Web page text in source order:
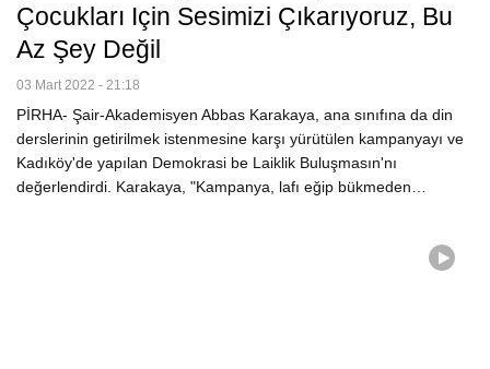
Çocukları Için Sesimizi Çıkarıyoruz, Bu
Az Şey Değil
03 Mart 2022 - 21:18
PİRHA- Şair-Akademisyen Abbas Karakaya, ana sınıfına da din
derslerinin getirilmek istenmesine karşı yürütülen kampanyayı ve
Kadıköy'de yapılan Demokrasi be Laiklik Buluşmasın'nı
değerlendirdi. Karakaya, "Kampanya, lafı eğip bükmeden…